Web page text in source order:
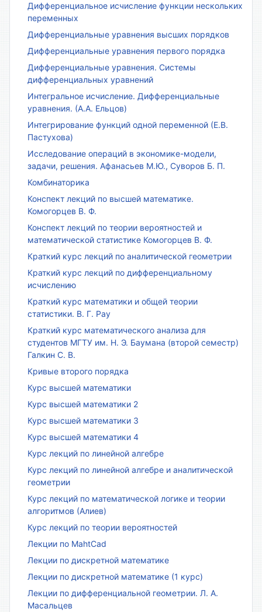
Дифференциальное исчисление функции нескольких
переменных
Дифференциальные уравнения высших порядков
Дифференциальные уравнения первого порядка
Дифференциальные уравнения. Системы
дифференциальных уравнений
Интегральное исчисление. Дифференциальные
уравнения. (А.А. Ельцов)
Интегрирование функций одной переменной (Е.В.
Пастухова)
Исследование операций в экономике-модели,
задачи, решения. Афанасьев М.Ю., Суворов Б. П.
Комбинаторика
Конспект лекций по высшей математике.
Комогорцев В. Ф.
Конспект лекций по теории вероятностей и
математической статистике Комогорцев В. Ф.
Краткий курс лекций по аналитической геометрии
Краткий курс лекций по дифференциальному
исчислению
Краткий курс математики и общей теории
статистики. В. Г. Рау
Краткий курс математического анализа для
студентов МГТУ им. Н. Э. Баумана (второй семестр)
Галкин С. В.
Кривые второго порядка
Курс высшей математики
Курс высшей математики 2
Курс высшей математики 3
Курс высшей математики 4
Курс лекций по линейной алгебре
Курс лекций по линейной алгебре и аналитической
геометрии
Курс лекций по математической логике и теории
алгоритмов (Алиев)
Курс лекций по теории вероятностей
Лекции по MahtCad
Лекции по дискретной математике
Лекции по дискретной математике (1 курс)
Лекции по дифференциальной геометрии. Л. А.
Масальцев